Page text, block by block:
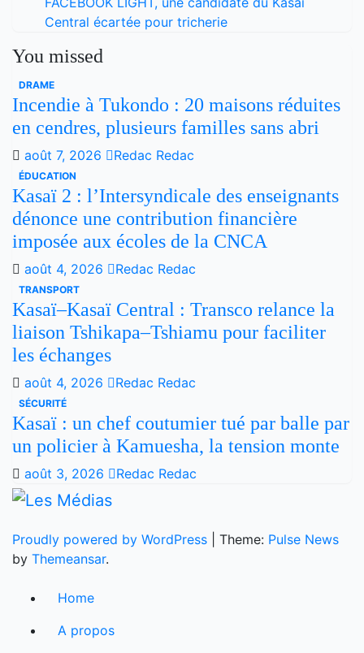
Central écartée pour tricherie
You missed
DRAME
Incendie à Tukondo : 20 maisons réduites
en cendres, plusieurs familles sans abri
août 7, 2026 Redac Redac
ÉDUCATION
Kasaï 2 : l’Intersyndicale des enseignants
dénonce une contribution financière
imposée aux écoles de la CNCA
août 4, 2026 Redac Redac
TRANSPORT
Kasaï–Kasaï Central : Transco relance la
liaison Tshikapa–Tshiamu pour faciliter
les échanges
août 4, 2026 Redac Redac
SÉCURITÉ
Kasaï : un chef coutumier tué par balle par
un policier à Kamuesha, la tension monte
août 3, 2026 Redac Redac
Proudly powered by WordPress Theme: Pulse News
by Themeansar.
Home
A propos